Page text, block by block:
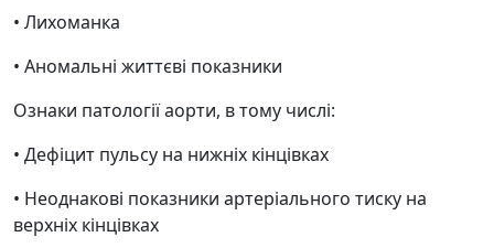
• Лихоманка
• Аномальні життєві показники
Ознаки патології аорти, в тому числі:
• Дефіцит пульсу на нижніх кінцівках
• Неоднакові показники артеріального тиску на
верхніх кінцівках